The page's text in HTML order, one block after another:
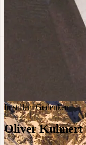
In stillem Gedenken
Oliver Kuhnert